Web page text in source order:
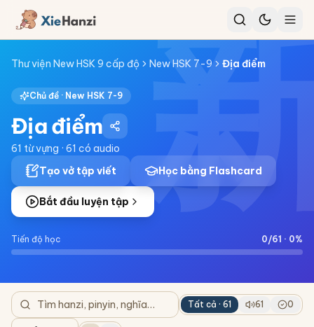
Thư viện New HSK 9 cấp độ New HSK 7-9 Địa điểm
Chủ đề · New HSK 7-9
Địa điểm
61 từ vựng · 61 có audio
Tạo vở tập viết
Học bằng Flashcard
Bắt đầu luyện tập
Tiến độ học 0/61 · 0%
Tất cả · 61 61 0